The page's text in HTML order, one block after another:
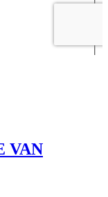
VAN